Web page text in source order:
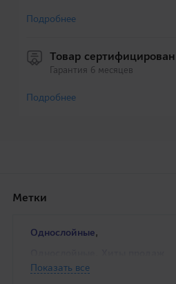
Подробнее
Товар сертифицирован
Гарантия 6 месяцев
Подробнее
Метки
Однослойные,
Показать все